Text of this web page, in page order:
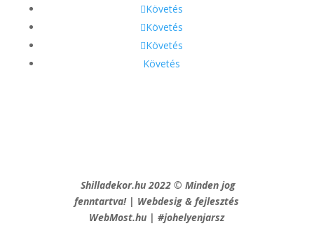
Követés
Követés
Követés
Követés
Shilladekor.hu 2022 © Minden jog
fenntartva! | Webdesig & fejlesztés
WebMost.hu | #johelyenjarsz